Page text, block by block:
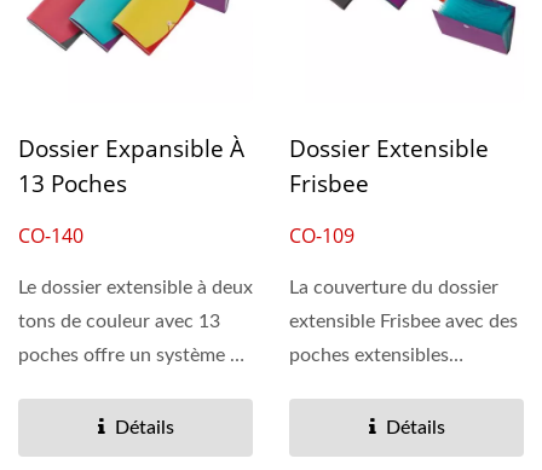
Dossier Expansible À
13 Poches
CO-140
Le dossier extensible à deux
tons de couleur avec 13
poches offre un système de
Détails
Dossier Extensible
Frisbee
CO-109
La couverture du dossier
extensible Frisbee avec des
poches extensibles
l'ensemble...Détails